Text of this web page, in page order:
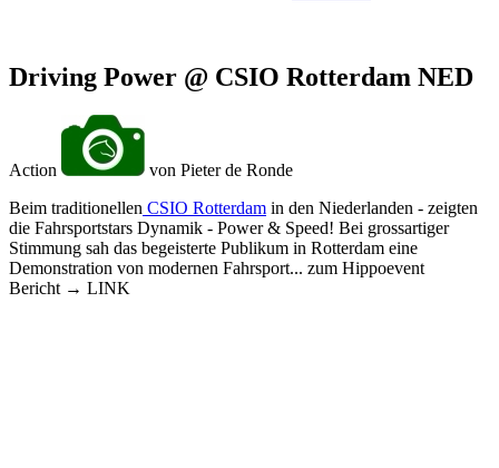
Driving Power @ CSIO Rotterdam NED
Action
von Pieter de Ronde
Beim traditionellen CSIO Rotterdam in den Niederlanden - zeigten
die Fahrsportstars Dynamik - Power & Speed! Bei grossartiger
Stimmung sah das begeisterte Publikum in Rotterdam eine
Demonstration von modernen Fahrsport... zum Hippoevent
Bericht → LINK